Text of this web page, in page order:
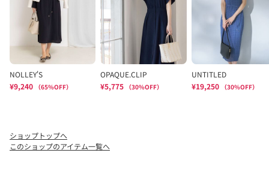
ショップトップへ
このショップのアイテム一覧へ